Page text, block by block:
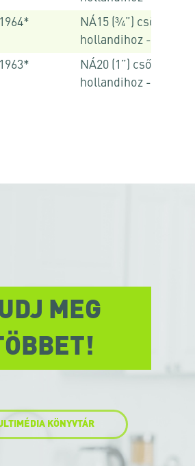
NÁ15 (¾”) csőre 1”
hollandihoz - 1 db
NÁ20 (1”) csőre 1 ¼”
hollandihoz - 1 db
MEG
KÖNYVTÁR